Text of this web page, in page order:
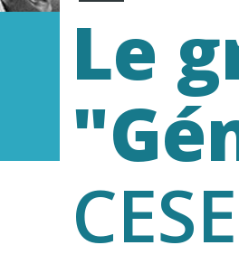
Le
CESE